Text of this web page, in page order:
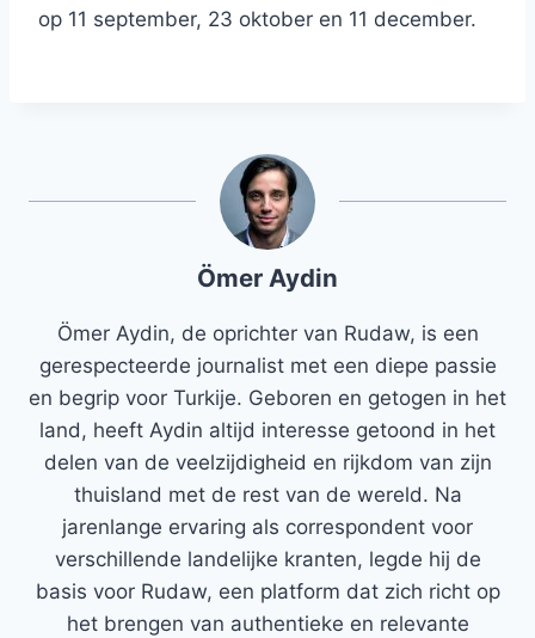
op 11 september, 23 oktober en 11 december.
Ömer Aydin
Ömer Aydin, de oprichter van Rudaw, is een
gerespecteerde journalist met een diepe passie
en begrip voor Turkije. Geboren en getogen in het
land, heeft Aydin altijd interesse getoond in het
delen van de veelzijdigheid en rijkdom van zijn
thuisland met de rest van de wereld. Na
jarenlange ervaring als correspondent voor
verschillende landelijke kranten, legde hij de
basis voor Rudaw, een platform dat zich richt op
het brengen van authentieke en relevante